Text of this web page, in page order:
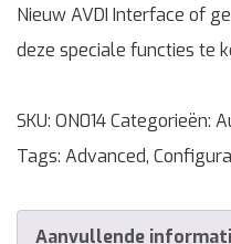
Nieuw AVDI Interface of
deze speciale functies te
SKU: ON014Categorieën:
Tags: Advanced,
Aanvullende